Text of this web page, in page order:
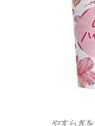
やすらぎ